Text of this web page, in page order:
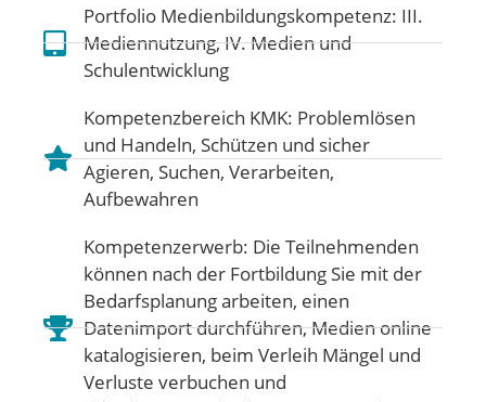
Portfolio Medienbildungskompetenz: III.
Mediennutzung,IV. Medien und
Schulentwicklung
Kompetenzbereich KMK: Problemlösen
und Handeln, Schützen und sicher
Agieren, Suchen, Verarbeiten,
Aufbewahren
Kompetenzerwerb: Die Teilnehmenden
können nach der Fortbildung Sie mit der
Bedarfsplanung arbeiten, einen
Datenimport durchführen, Medien online
katalogisieren, beim Verleih Mängel und
Verluste verbuchen und